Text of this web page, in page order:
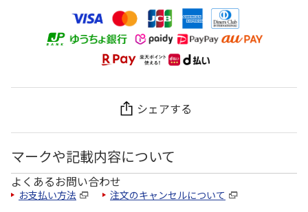
シェアする
マークや記載内容について
よくあるお問い合わせ
お支払い方法 注文のキャンセルについて